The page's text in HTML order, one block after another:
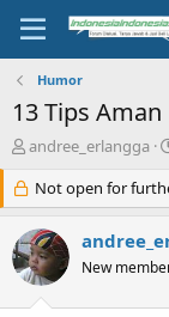
Humor
13 Tips
T
r
e
a
d
s
andree_erlangga
Not open for
New